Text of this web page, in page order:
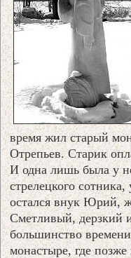
время жил старый
Отрепьев. Старик
И одна лишь была у
стрелецкого
остался внук Юрий,
Сметливый, дерзкий
большинство
монастыре, где